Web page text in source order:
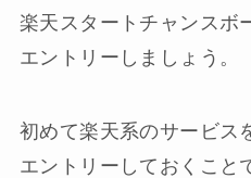
楽天スタートチャンスボ
エントリーしましょう。
初めて楽天系のサービス
エントリーしておくこと